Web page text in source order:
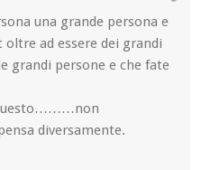
una grande persona e
ad essere dei grandi
grandi persone e che fate
questo………non
diversamente.